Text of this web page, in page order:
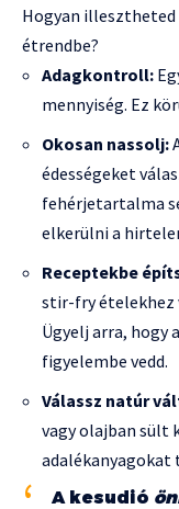
Hogyan illesztheted
étrendbe?
Adagkontroll:
mennyiség. Ez
Okosan nassolj:
édességeket
fehérjetartalma
elkerülni a
Receptekbe
stir-fry ételekhez
Ügyelj arra,
figyelembe vedd.
Válassz natúr
vagy olajban sült
A kesudió